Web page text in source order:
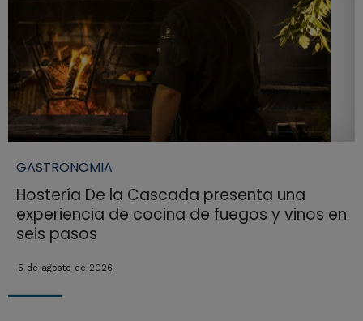
GASTRONOMIA
Hostería De la Cascada presenta una
experiencia de cocina de fuegos y vinos en
seis pasos
5 de agosto de 2026